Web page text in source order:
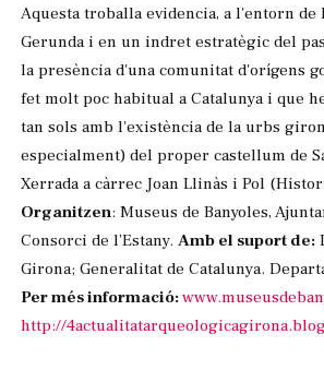
Aquesta troballa evidencia, a l'entorn de
Gerunda i en un indret estratègic del
la presència d'una comunitat d'orígens
fet molt poc habitual a Catalunya i que
tan sols amb l'existència de la urbs
especialment) del proper castellum de
Xerrada a càrrec Joan Llinàs i Pol
Organitzen: Museus de Banyoles,
Consorci de l’Estany. Amb el suport de:
Girona; Generalitat de Catalunya.
Per més informació:
http://